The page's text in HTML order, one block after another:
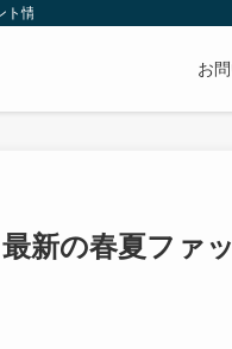
報、グッズなど）や魅力を
お
新の春夏ファ